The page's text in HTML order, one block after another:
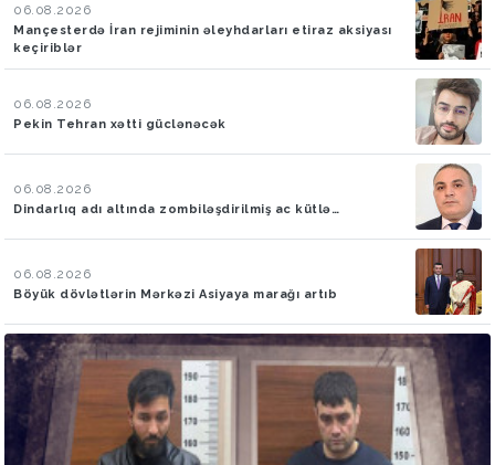
06.08.2026
Mançesterdə İran rejiminin əleyhdarları etiraz aksiyası
keçiriblər
06.08.2026
Pekin Tehran xətti güclənəcək
06.08.2026
Dindarlıq adı altında zombiləşdirilmiş ac kütlə…
06.08.2026
Böyük dövlətlərin Mərkəzi Asiyaya marağı artıb